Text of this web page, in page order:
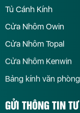
Tủ Cánh Kính
Cửa Nhôm Owin
Cửa Nhôm Topal
Cửa Nhôm Kenwin
Bảng kính văn phòng
GỬI THÔNG TIN